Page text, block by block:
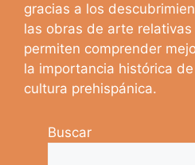
gracias a los
las obras de arte
permiten comprender
la importancia histórica
cultura prehispánica.
Buscar